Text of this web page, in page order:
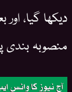
دیکھا گیا،
منصوبہ بندی